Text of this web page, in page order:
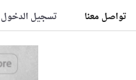
تواصل معنا تسجيل الدخول